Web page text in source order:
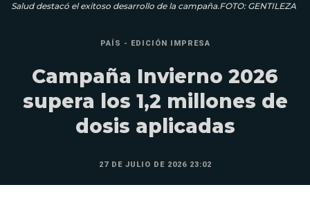
Salud destacó el exitoso desarrollo de la campaña.FOTO: GENTILEZA
PAÍS - EDICIÓN IMPRESA
Campaña Invierno 2026
supera los 1,2 millones de
dosis aplicadas
27 DE JULIO DE 2026 23:02